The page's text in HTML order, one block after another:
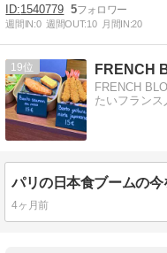
1540779 5
週間IN:0 週間OUT:10 月間IN:20
19 FRENCH
FRENCH
たいフランス
4ヶ月前